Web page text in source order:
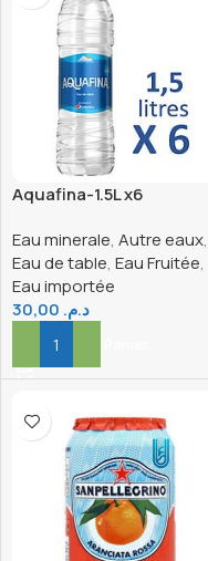
Aquafina-1.5L x6
Eau minerale, Autre eaux,
Eau de table, Eau Fruitée,
Eau importée
د.م.
Ajouter Au Panier